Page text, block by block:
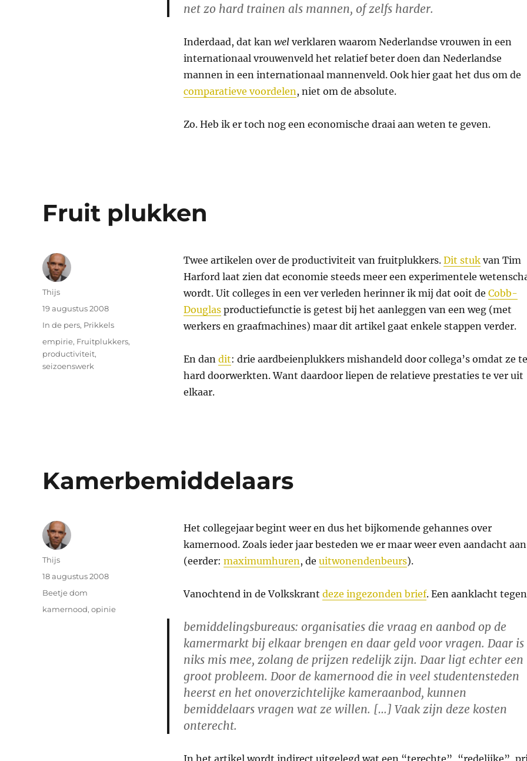
net zo hard trainen als mannen, of zelfs harder.
Inderdaad, dat kan wel verklaren waarom Nederlandse vrouwen in een
internationaal vrouwenveld het relatief beter doen dan Nederlandse
mannen in een internationaal mannenveld. Ook hier gaat het dus om de
comparatieve voordelen , niet om de absolute.
Zo. Heb ik er toch nog een economische draai aan weten te geven.
Fruit plukken
Twee artikelen over de productiviteit van fruitplukkers. Dit stuk van Tim
Harford laat zien dat economie steeds meer een experimentele
wordt. Uit colleges in een ver verleden herinner ik mij dat ooit de Cobb-
Douglas productiefunctie is getest bij het aanleggen van een weg (met
werkers en graafmachines) maar dit artikel gaat enkele stappen verder.
En dan dit: drie aardbeienplukkers mishandeld door collega’s omdat ze te
hard doorwerkten. Want daardoor liepen de relatieve prestaties te ver uit
elkaar.
Auteur
Thijs
Geplaatst
19 augustus 2008
Categorieën
In de pers, Prikkels
Tags
empirie, Fruitplukkers,
productiviteit,
seizoenswerk
Kamerbemiddelaars
Het collegejaar begint weer en dus het bijkomende gehannes over
kamernood. Zoals ieder jaar besteden we er maar weer even aandacht aan
(eerder: maximumhuren , de uitwonendenbeurs).
Vanochtend in de Volkskrant deze ingezonden brief. Een aanklacht tegen
bemiddelingsbureaus: organisaties die vraag en aanbod op de
kamermarkt bij elkaar brengen en daar geld voor vragen. Daar is
niks mis mee, zolang de prijzen redelijk zijn. Daar ligt echter een
groot probleem. Door de kamernood die in veel studentensteden
heerst en het onoverzichtelijke kameraanbod, kunnen
bemiddelaars vragen wat ze willen. […] Vaak zijn deze kosten
onterecht.
In het artikel wordt indirect uitgelegd wat een “terechte”, “redelijke”,
Auteur
Thijs
Geplaatst
18 augustus 2008
Categorieën
Beetje dom
Tags
kamernood, opinie